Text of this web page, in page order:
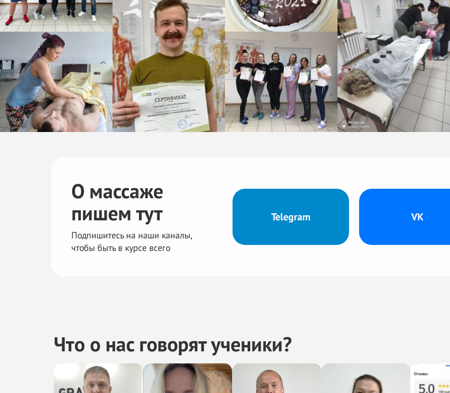
О массаже
пишем тут
Подпишитесь на наши каналы,
чтобы быть в курсе всего
Telegram VK
Что о нас говорят ученики?